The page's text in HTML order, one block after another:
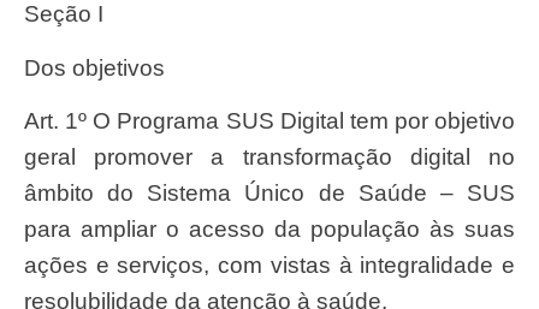
Seção I
Dos objetivos
Art. 1º O Programa SUS Digital tem por objetivo
geral promover a transformação digital no
âmbito do Sistema Único de Saúde – SUS
para ampliar o acesso da população às suas
ações e serviços, com vistas à integralidade e
resolubilidade da atenção à saúde.